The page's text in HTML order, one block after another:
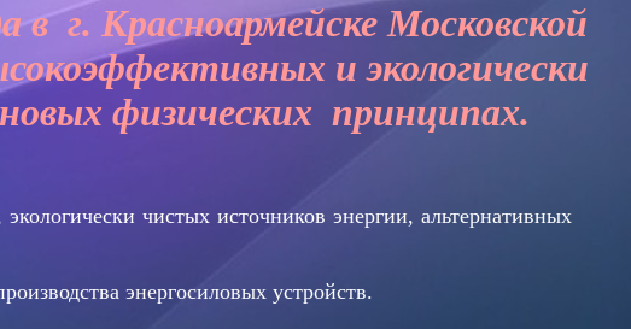
в г. Красноармейске Московской
и экологически
физических принципах.
чистых источников энергии, альтернативных
энергосиловых устройств.